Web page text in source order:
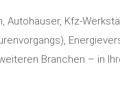
Kfz-
Branchen – in